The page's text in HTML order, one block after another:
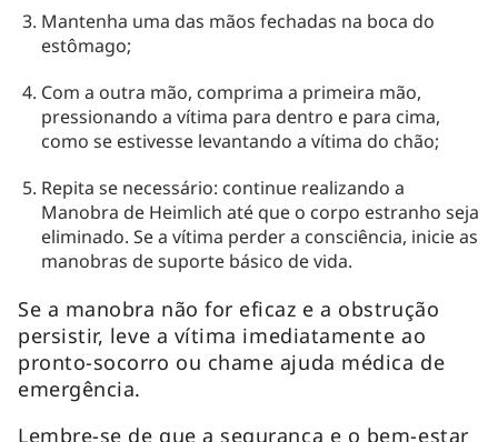
Mantenha uma das mãos fechadas na boca do
estômago;
Com a outra mão, comprima a primeira mão,
pressionando a vítima para dentro e para cima,
como se estivesse levantando a vítima do chão;
Repita se necessário: continue realizando a
Manobra de Heimlich até que o corpo estranho seja
eliminado. Se a vítima perder a consciência, inicie as
manobras de suporte básico de vida.
Se a manobra não for eficaz e a obstrução
persistir, leve a vítima imediatamente ao
pronto-socorro ou chame ajuda médica de
emergência.
Lembre-se de que a segurança e o bem-estar